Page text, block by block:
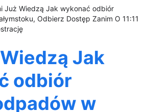
Już Wiedzą Jak wykonać odbiór
Odbierz Dostęp Zanim O 11:11
Jak
odbiór
w